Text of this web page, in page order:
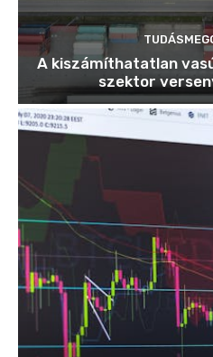
A kiszámíthatatlan
szektor